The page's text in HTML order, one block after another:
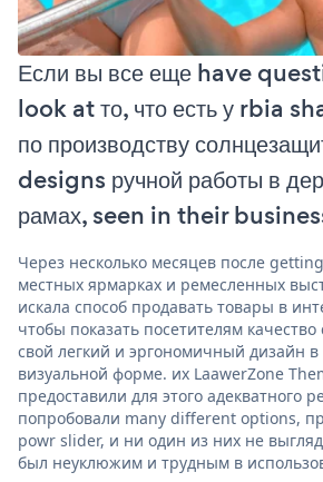
Если вы все еще have
look at то, что есть у rbia
по производству
designs ручной работы в
рамах, seen in their
Через несколько месяцев после
местных ярмарках и ремесленных
искала способ продавать товары в
чтобы показать посетителям качество
свой легкий и эргономичный дизайн
визуальной форме. их LaawerZone
предоставили для этого адекватного
попробовали many different options,
powr slider, и ни один из них не
был неуклюжим и трудным в